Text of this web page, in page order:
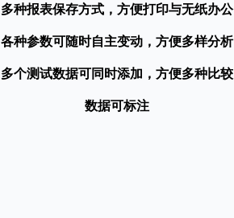
多种报表保存方式，方便打印与无纸办公
各种参数可随时自主变动，方便多样分析
多个测试数据可同时添加，方便多种比较
数据可标注